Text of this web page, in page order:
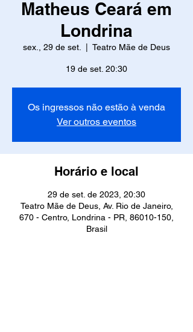
Matheus Ceará em
Londrina
sex., 29 de set. Teatro Mãe de Deus
19 de set. 20:30
Os ingressos não estão à venda
Ver outros eventos
Horário e local
29 de set. de 2023, 20:30
Teatro Mãe de Deus, Av. Rio de Janeiro,
670 - Centro, Londrina - PR, 86010-150,
Brasil